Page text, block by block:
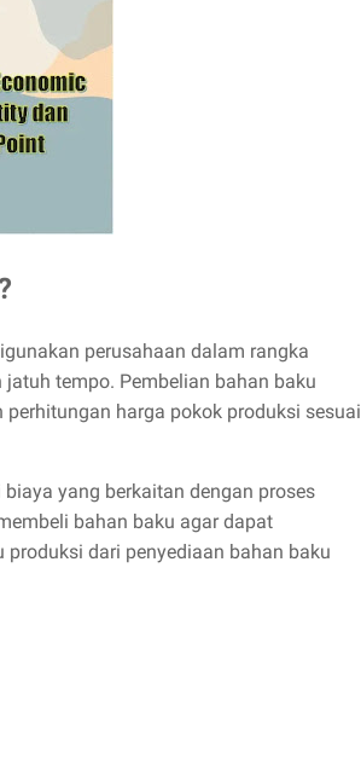
perusahaan dalam rangka
tempo. Pembelian bahan baku
harga pokok produksi sesuai
yang berkaitan dengan proses
bahan baku agar dapat
dari penyediaan bahan baku